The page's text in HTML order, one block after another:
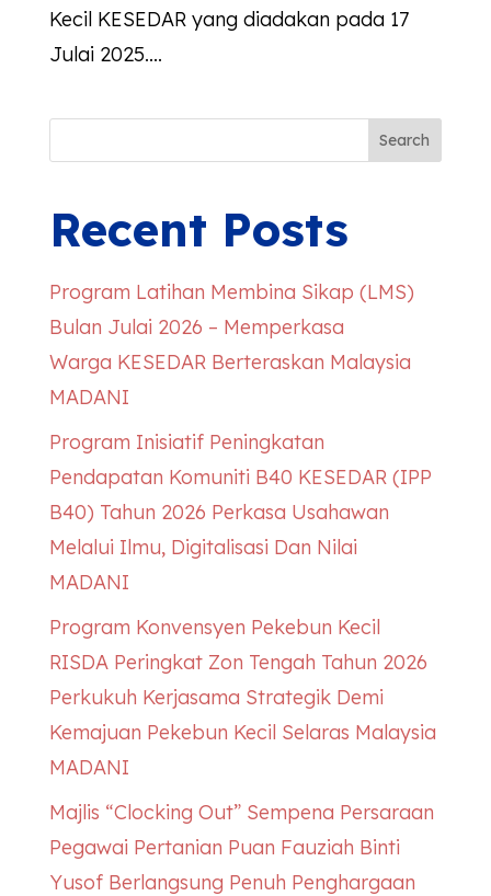
Kecil KESEDAR yang diadakan pada 17
Julai 2025....
Search
Recent Posts
Program Latihan Membina Sikap (LMS)
Bulan Julai 2026 – Memperkasa
Warga KESEDARBerteraskan Malaysia
MADANI
Program Inisiatif Peningkatan
Pendapatan Komuniti B40 KESEDAR(IPP
B40) Tahun 2026 Perkasa Usahawan
Melalui Ilmu, Digitalisasi Dan Nilai
MADANI
Program Konvensyen Pekebun Kecil
RISDA Peringkat Zon Tengah Tahun 2026
Perkukuh Kerjasama Strategik Demi
Kemajuan Pekebun Kecil Selaras Malaysia
MADANI
Majlis “Clocking Out” Sempena Persaraan
Pegawai Pertanian Puan Fauziah Binti
Yusof Berlangsung Penuh Penghargaan